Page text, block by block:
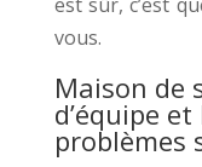
vous.
Maison de
d’équipe
problèmes